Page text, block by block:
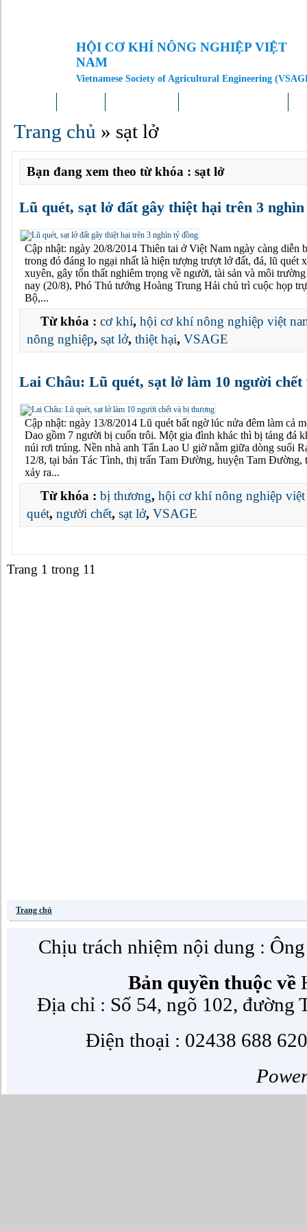
HỘI CƠ KHÍ NÔNG NGHIỆP VIỆT
NAM
Vietnamese Society of Agricultural Engineering
Trang chủ » sạt lở
Bạn đang xem theo từ khóa : sạt lở
Lũ quét, sạt lở đất gây thiệt hại trên 3
Cập nhật: ngày 20/8/2014 Thiên tai ở Việt Nam ngày càng diễn
trong đó đáng lo ngại nhất là hiện tượng trượt lở đất, đá, lũ quét
xuyên, gây tổn thất nghiêm trọng về người, tài sản và môi
nay (20/8), Phó Thủ tướng Hoàng Trung Hải chủ trì cuộc họp
Bộ,...
Từ khóa : cơ khí, hội cơ khí nông nghiệp việt
nông nghiệp, sạt lở, thiệt hại, VSAGE
Lai Châu: Lũ quét, sạt lở làm 10 người
Cập nhật: ngày 13/8/2014 Lũ quét bất ngờ lúc nửa đêm làm cả
Dao gồm 7 người bị cuốn trôi. Một gia đình khác thì bị tảng đá
núi rơi trúng. Nền nhà anh Tẩn Lao U giờ nằm giữa dòng suối
12/8, tại bản Tác Tình, thị trấn Tam Đường, huyện Tam Đường,
xảy ra...
Từ khóa : bị thương, hội cơ khí nông nghiệp việt
quét, người chết, sạt lở, VSAGE
Trang 1 trong 11
Trang chủ
Chịu trách nhiệm nội dung :
Bản quyền thuộc về
Địa chỉ : Số 54, ngõ 102, đường
Điện thoại : 02438 688